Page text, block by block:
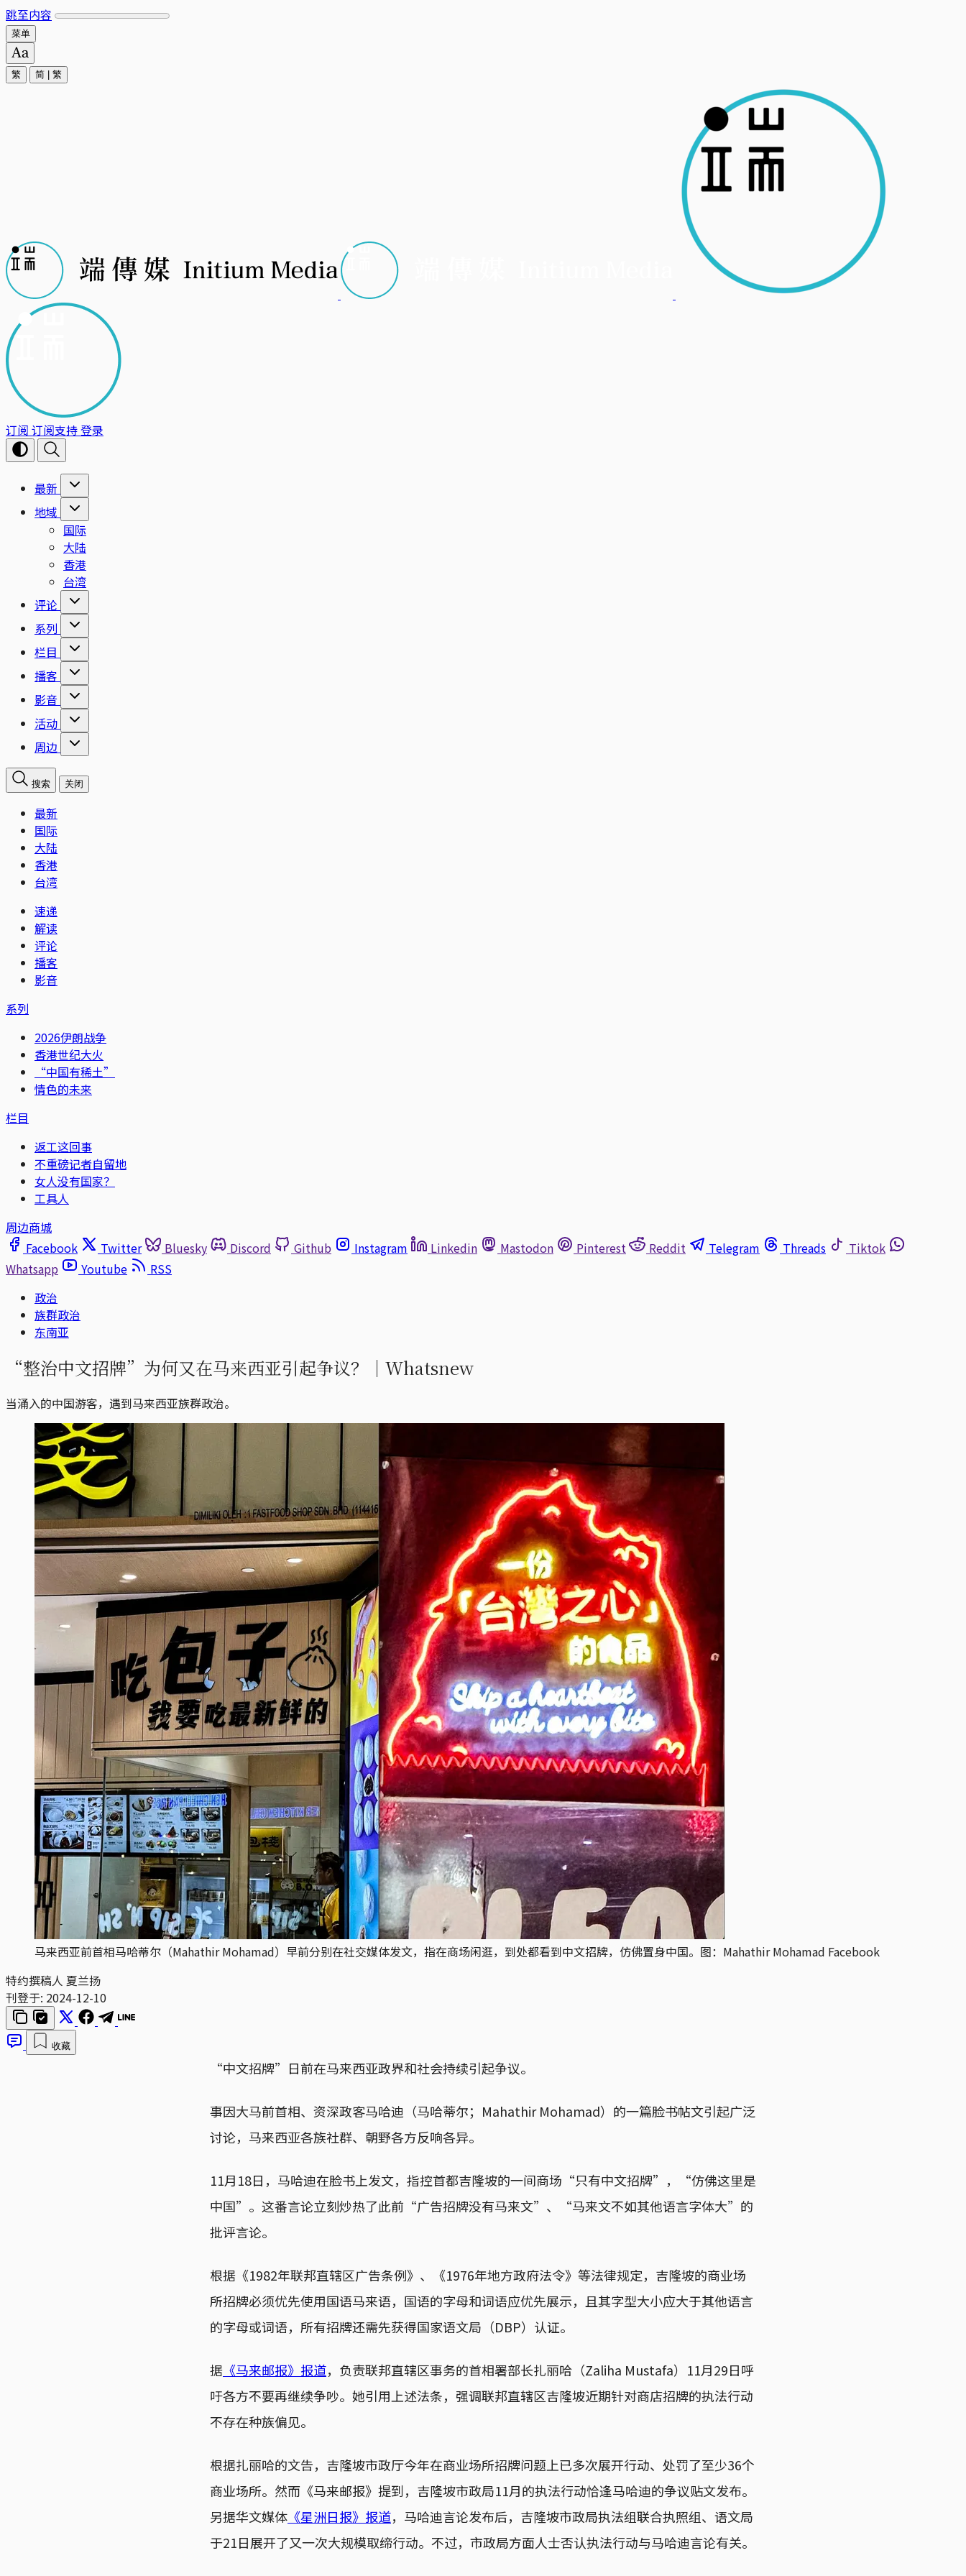
跳至内容
菜单
繁 简 繁
订阅 订阅支持登录
最新
地域
国际
大陆
香港
台湾
评论
系列
栏目
播客
影音
活动
周边
搜索 关闭
最新
国际
大陆
香港
台湾
速递
解读
评论
播客
影音
系列
2026伊朗战争
香港世纪大火
“中国有稀土”
情色的未来
栏目
返工这回事
不重磅记者自留地
女人没有国家？
工具人
周边商城
Facebook
Twitter Bluesky Discord Github Instagram Linkedin Mastodon Pinterest Reddit Telegram Threads
Tiktok
Whatsapp
Youtube
RSS
政治
族群政治
东南亚
“整治中文招牌”为何又在马来西亚引起争议？｜Whatsnew
当涌入的中国游客，遇到马来西亚族群政治。
马来西亚前首相马哈蒂尔（Mahathir Mohamad）早前分别在社交媒体发文，指在商场闲逛，到处都看到中文招牌，仿佛置身中国。图：Mahathir Mohamad Facebook
特约撰稿人 夏兰扬
刊登于: 2024-12-10
收藏
“中文招牌”日前在马来西亚政界和社会持续引起争议。
事因大马前首相、资深政客马哈迪（马哈蒂尔；Mahathir Mohamad）的一篇脸书帖文引起广泛
讨论，马来西亚各族社群、朝野各方反响各异。
11月18日，马哈迪在脸书上发文，指控首都吉隆坡的一间商场“只有中文招牌”，“仿佛这里是
中国”。这番言论立刻炒热了此前“广告招牌没有马来文”、“马来文不如其他语言字体大”的
批评言论。
根据《1982年联邦直辖区广告条例》、《1976年地方政府法令》等法律规定，吉隆坡的商业场
所招牌必须优先使用国语马来语，国语的字母和词语应优先展示，且其字型大小应大于其他语言
的字母或词语，所有招牌还需先获得国家语文局（DBP）认证。
据 《马来邮报》报道，负责联邦直辖区事务的首相署部长扎丽哈（Zaliha Mustafa）11月29日呼
吁各方不要再继续争吵。她引用上述法条，强调联邦直辖区吉隆坡近期针对商店招牌的执法行动
不存在种族偏见。
根据扎丽哈的文告，吉隆坡市政厅今年在商业场所招牌问题上已多次展开行动、处罚了至少36个
商业场所。然而《马来邮报》提到，吉隆坡市政局11月的执法行动恰逢马哈迪的争议贴文发布。
另据华文媒体 《星洲日报》报道，马哈迪言论发布后，吉隆坡市政局执法组联合执照组、语文局
于21日展开了又一次大规模取缔行动。不过，市政局方面人士否认执法行动与马哈迪言论有关。